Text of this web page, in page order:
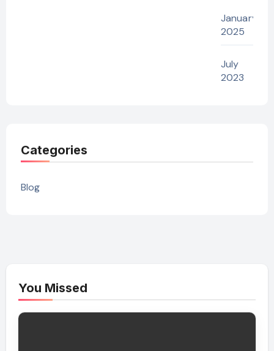
January
2025
July
2023
Categories
Blog
You Missed